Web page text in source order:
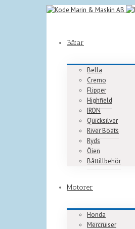
Båtar
Bella
Cremo
Flipper
Highfield
IRON
Quicksilver
River Boats
Ryds
Öien
Båttillbehör
Motorer
Honda
Mercruiser